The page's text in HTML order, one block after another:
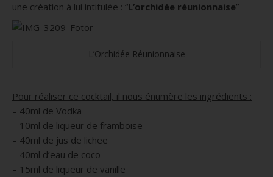
une création à lui intitulée : “L’orchidée réunionnaise”
L’Orchidée Réunionnaise
Pour réaliser ce cocktail, il nous énumère les ingrédients :
– 40ml de Vodka
– 10ml de liqueur de framboise
– 40ml de jus de lichee
– 40ml d’eau de coco
– 15ml de liqueur de vanille